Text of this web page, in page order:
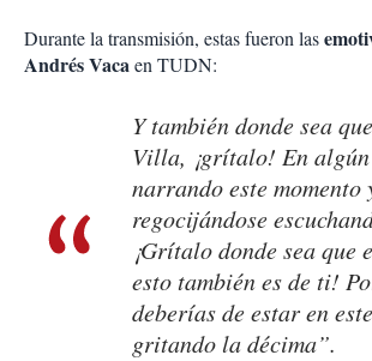
Durante la transmisión, estas fueron las
Andrés Vacaen TUDN:
Y también donde sea
Villa, ¡grítalo! En
narrando este momento
regocijándose
¡Grítalo donde sea que
esto también es de ti!
deberías de estar en
gritando la décima”.